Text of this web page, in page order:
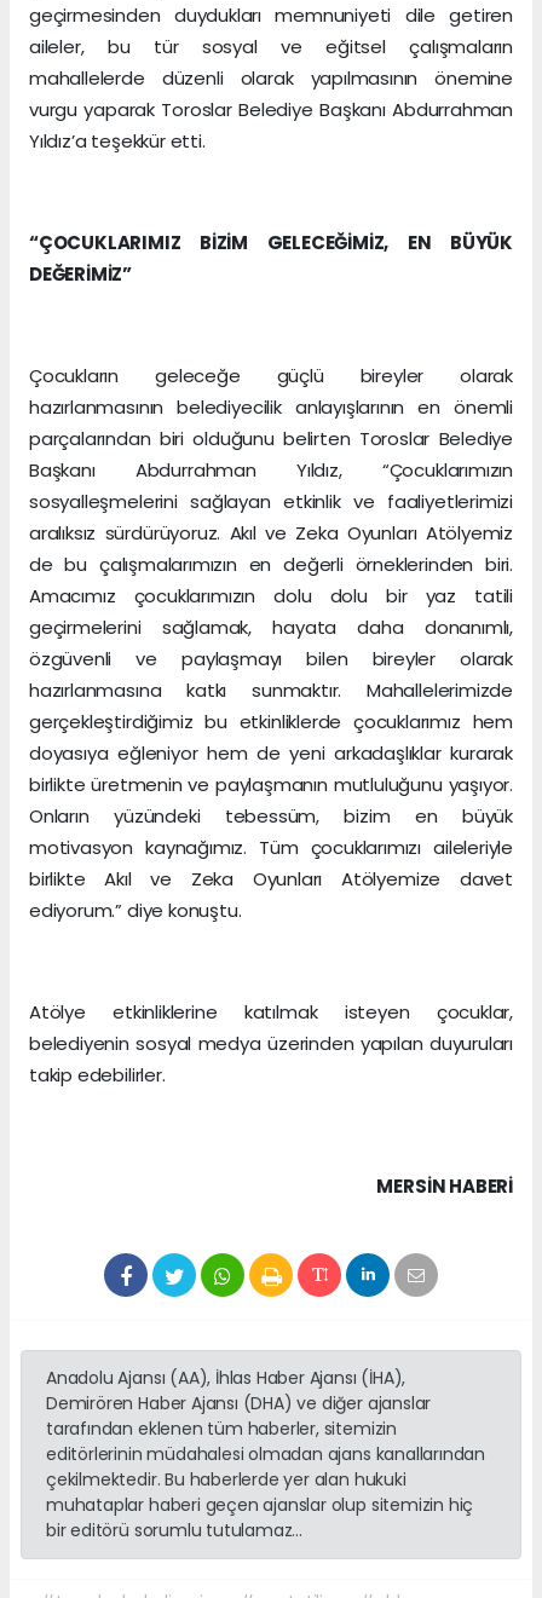
geçirmesinden duydukları memnuniyeti dile getiren
aileler, bu tür sosyal ve eğitsel çalışmaların
mahallelerde düzenli olarak yapılmasının önemine
vurgu yaparak Toroslar Belediye Başkanı Abdurrahman
Yıldız’a teşekkür etti.
“ÇOCUKLARIMIZ BİZİM GELECEĞİMİZ, EN BÜYÜK
DEĞERİMİZ”
Çocukların geleceğe güçlü bireyler olarak
hazırlanmasının belediyecilik anlayışlarının en önemli
parçalarından biri olduğunu belirten Toroslar Belediye
Başkanı Abdurrahman Yıldız, “Çocuklarımızın
sosyalleşmelerini sağlayan etkinlik ve faaliyetlerimizi
aralıksız sürdürüyoruz. Akıl ve Zeka Oyunları Atölyemiz
de bu çalışmalarımızın en değerli örneklerinden biri.
Amacımız çocuklarımızın dolu dolu bir yaz tatili
geçirmelerini sağlamak, hayata daha donanımlı,
özgüvenli ve paylaşmayı bilen bireyler olarak
hazırlanmasına katkı sunmaktır. Mahallelerimizde
gerçekleştirdiğimiz bu etkinliklerde çocuklarımız hem
doyasıya eğleniyor hem de yeni arkadaşlıklar kurarak
birlikte üretmenin ve paylaşmanın mutluluğunu yaşıyor.
Onların yüzündeki tebessüm, bizim en büyük
motivasyon kaynağımız. Tüm çocuklarımızı aileleriyle
birlikte Akıl ve Zeka Oyunları Atölyemize davet
ediyorum.” diye konuştu.
Atölye etkinliklerine katılmak isteyen çocuklar,
belediyenin sosyal medya üzerinden yapılan duyuruları
takip edebilirler.
MERSIN HABERİ
Anadolu Ajansı (AA), İhlas Haber Ajansı (İHA),
Demirören Haber Ajansı (DHA) ve diğer ajanslar
tarafından eklenen tüm haberler, sitemizin
editörlerinin müdahalesi olmadan ajans kanallarından
çekilmektedir. Bu haberlerde yer alan hukuki
muhataplar haberi geçen ajanslar olup sitemizin hiç
bir editörü sorumlu tutulamaz...